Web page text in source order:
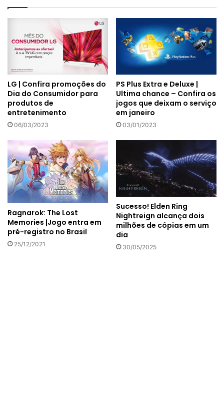
LG | Confira promoções do
Dia do Consumidor para
produtos de
entretenimento
06/03/2023
PS Plus Extra e Deluxe |
Ultima chance – Confira os
jogos que deixam o serviço
em janeiro
03/01/2023
Ragnarok: The Lost
Memories |Jogo entra em
pré-registro no Brasil
25/12/2021
Sucesso! Elden Ring
Nightreign alcança dois
milhões de cópias em um
dia
30/05/2025